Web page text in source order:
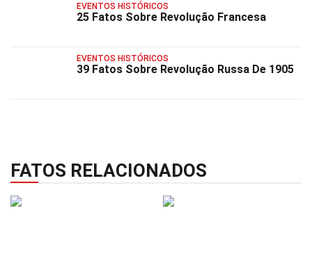
EVENTOS HISTÓRICOS
25 Fatos Sobre Revolução Francesa
EVENTOS HISTÓRICOS
39 Fatos Sobre Revolução Russa De 1905
FATOS RELACIONADOS